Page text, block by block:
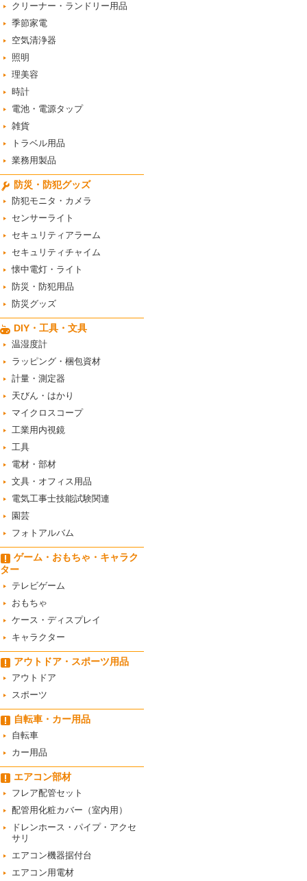
クリーナー・ランドリー用品
季節家電
空気清浄器
照明
理美容
時計
電池・電源タップ
雑貨
トラベル用品
業務用製品
防災・防犯グッズ
防犯モニタ・カメラ
センサーライト
セキュリティアラーム
セキュリティチャイム
懐中電灯・ライト
防災・防犯用品
防災グッズ
DIY・工具・文具
温湿度計
ラッピング・梱包資材
計量・測定器
天びん・はかり
マイクロスコープ
工業用内視鏡
工具
電材・部材
文具・オフィス用品
電気工事士技能試験関連
園芸
フォトアルバム
ゲーム・おもちゃ・キャラク
ター
テレビゲーム
おもちゃ
ケース・ディスプレイ
キャラクター
アウトドア・スポーツ用品
アウトドア
スポーツ
自転車・カー用品
自転車
カー用品
エアコン部材
フレア配管セット
配管用化粧カバー（室内用）
ドレンホース・パイプ・アクセ
サリ
エアコン機器据付台
エアコン用電材